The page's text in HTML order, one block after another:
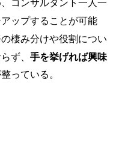
コンサルタント一人一
ップすることが可能
棲み分けや役割につい
ず、 手を挙げれば興味
っている。